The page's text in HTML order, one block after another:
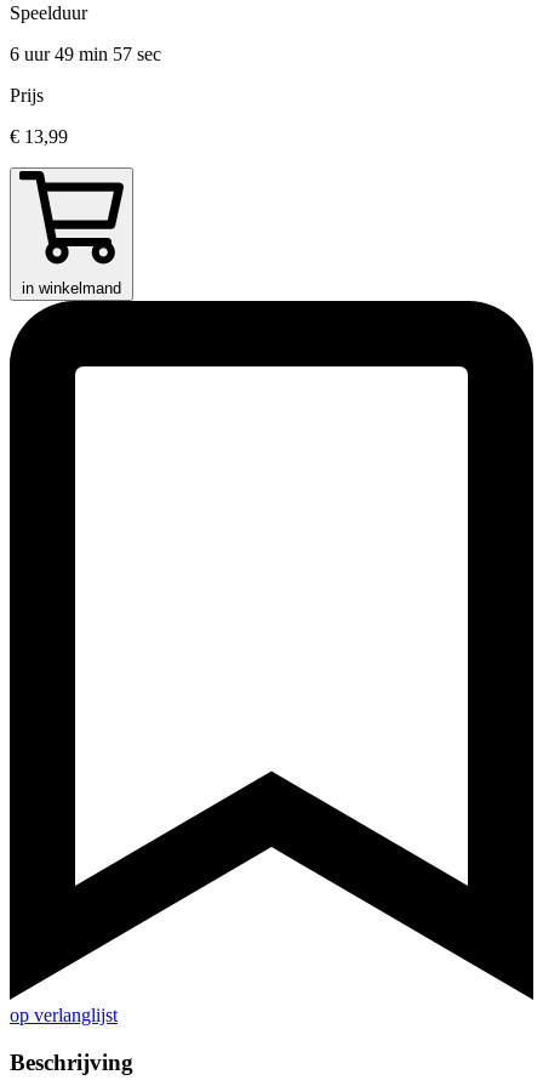
Speelduur
6 uur 49 min 57 sec
Prijs
€ 13,99
in winkelmand
op verlanglijst
Beschrijving